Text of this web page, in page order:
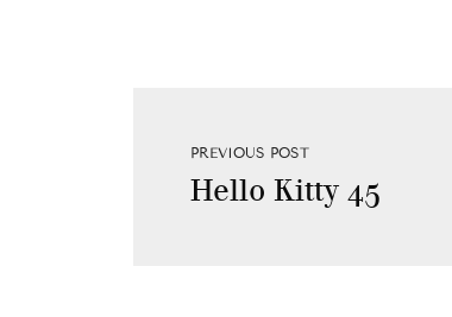
PREVIOUS POST
Hello Kitty 45